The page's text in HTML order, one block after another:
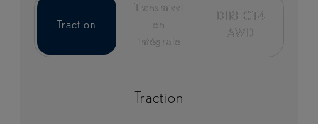
Traction
Traction
Transmissi
on
intégrale
Transmissi
on
intégrale
DIRECT4
AWD
DIRECT4
AWD
Traction